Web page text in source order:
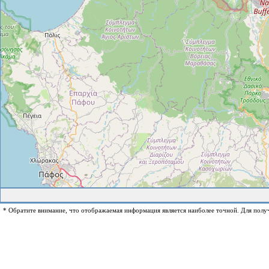
* Обратите внимание, что отображаемая информация является наиболее точной. Для